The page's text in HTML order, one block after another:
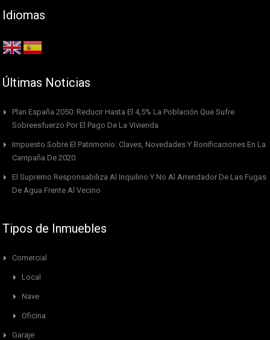
Idiomas
Últimas Noticias
Plan España 2050: Reducir Hasta El 4,5% La Población Que Sufre
Sobreesfuerzo Por El Pago De La Vivienda
Impuesto Sobre El Patrimonio: Claves, Novedades Y Bonificaciones En La
Campaña De 2020
El Supremo Responsabiliza Al Inquilino Y No Al Arrendador De Las Fugas
De Agua Frente Al Vecino
Tipos de Inmuebles
Comercial
Local
Nave
Oficina
Garaje